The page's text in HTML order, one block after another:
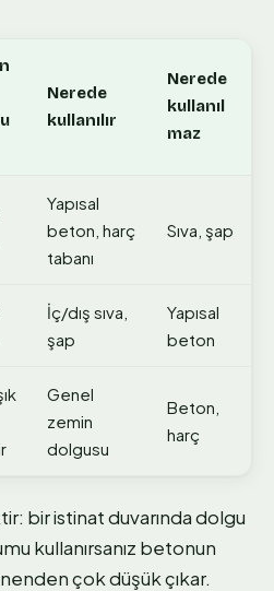
Nerede
kullanılır
Nerede
kullanıl
maz
Yapısal
beton, harç
tabanı
Sıva, şap
İç/dış sıva,
şap
Yapısal
beton
Genel
zemin
dolgusu
Beton,
harç
bir istinat duvarında dolgu
kullanırsanız betonun
çok düşük çıkar.